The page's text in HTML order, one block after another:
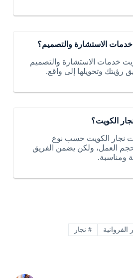
الاستشارة والتصميم؟
خدمات الاستشارة والتصميم
وتحويلها إلى واقع.
الكويت؟
نجار الكويت حسب نوع
العمل، ولكن يضمن الفريق
ومناسبة.
# نجار